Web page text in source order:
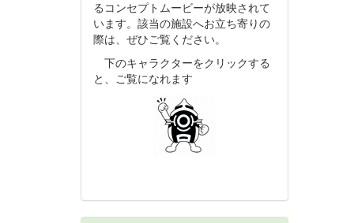
るコンセプトムービーが放映されて
います。該当の施設へお立ち寄りの
際は、ぜひご覧ください。
下のキャラクターをクリックする
と、ご覧になれます